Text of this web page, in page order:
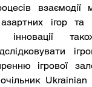
взаємодії
азартних ігор
інновації
ігрової
очільник